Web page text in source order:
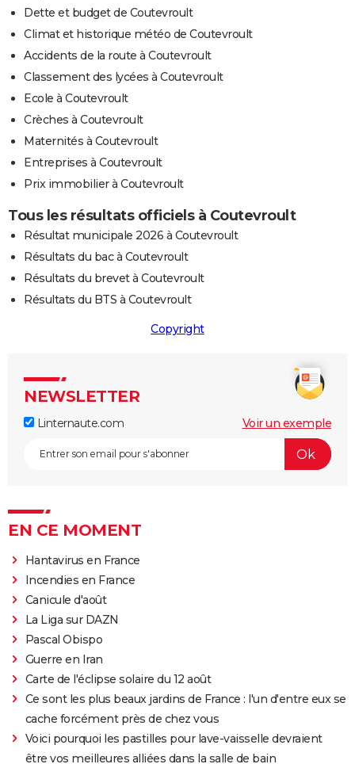
Dette et budget de Coutevroult
Climat et historique météo de Coutevroult
Accidents de la route à Coutevroult
Classement des lycées à Coutevroult
Ecole à Coutevroult
Crèches à Coutevroult
Maternités à Coutevroult
Entreprises à Coutevroult
Prix immobilier à Coutevroult
Tous les résultats officiels à Coutevroult
Résultat municipale 2026 à Coutevroult
Résultats du bac à Coutevroult
Résultats du brevet à Coutevroult
Résultats du BTS à Coutevroult
Copyright
NEWSLETTER
Linternaute.com Voir un exemple
EN CE MOMENT
Hantavirus en France
Incendies en France
Canicule d'août
La Liga sur DAZN
Pascal Obispo
Guerre en Iran
Carte de l'éclipse solaire du 12 août
Ce sont les plus beaux jardins de France : l'un d'entre eux se
cache forcément près de chez vous
Voici pourquoi les pastilles pour lave-vaisselle devraient
être vos meilleures alliées dans la salle de bain